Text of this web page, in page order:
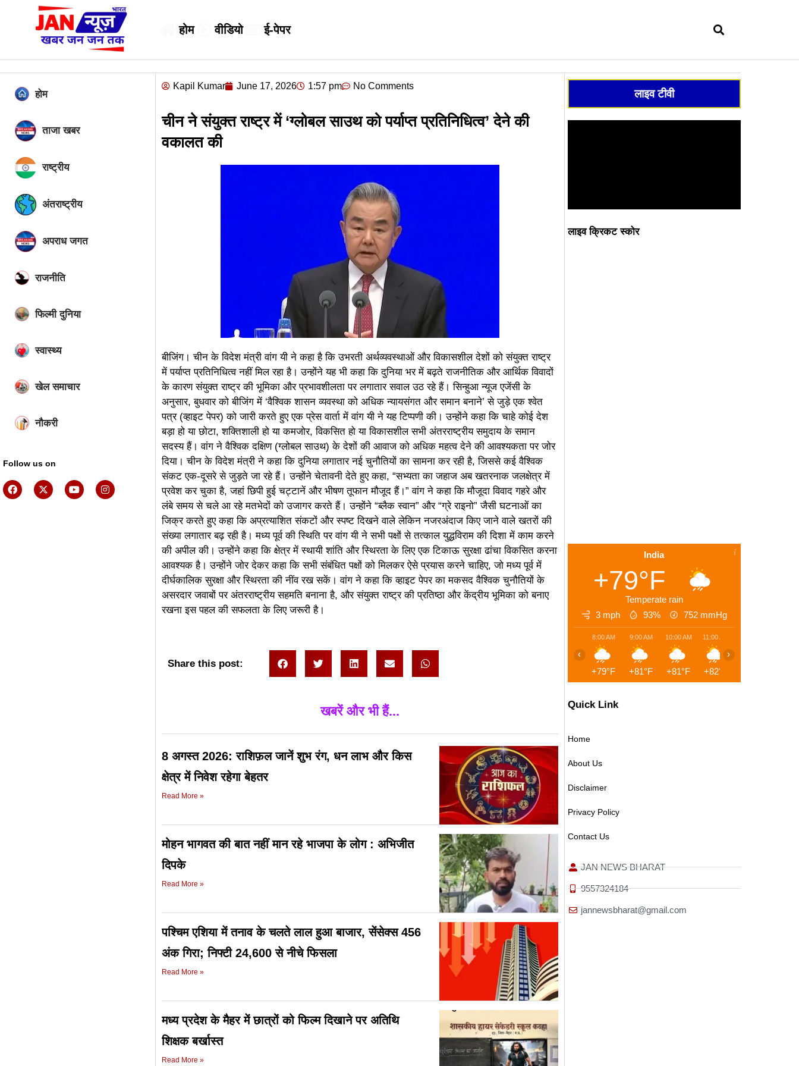
होम वीडियो ई-पेपर
होम
ताजा खबर
राष्ट्रीय
अंतराष्ट्रीय
अपराध जगत
राजनीति
फिल्मी दुनिया
स्वास्थ्य
खेल समाचार
नौकरी
Follow us on
Kapil Kumar June 17, 2026 1:57 pm No Comments
चीन ने संयुक्त राष्ट्र में ‘ग्लोबल साउथ को पर्याप्त प्रतिनिधित्व’ देने की
वकालत की
बीजिंग। चीन के विदेश मंत्री वांग यी ने कहा है कि उभरती अर्थव्यवस्थाओं और विकासशील देशों को संयुक्त राष्ट्र
में पर्याप्त प्रतिनिधित्व नहीं मिल रहा है। उन्होंने यह भी कहा कि दुनिया भर में बढ़ते राजनीतिक और आर्थिक विवादों
के कारण संयुक्त राष्ट्र की भूमिका और प्रभावशीलता पर लगातार सवाल उठ रहे हैं। सिन्हुआ न्यूज एजेंसी के
अनुसार, बुधवार को बीजिंग में ‘वैश्विक शासन व्यवस्था को अधिक न्यायसंगत और समान बनाने’ से जुड़े एक श्वेत
पत्र (व्हाइट पेपर) को जारी करते हुए एक प्रेस वार्ता में वांग यी ने यह टिप्पणी की। उन्होंने कहा कि चाहे कोई देश
बड़ा हो या छोटा, शक्तिशाली हो या कमजोर, विकसित हो या विकासशील सभी अंतरराष्ट्रीय समुदाय के समान
सदस्य हैं। वांग ने वैश्विक दक्षिण (ग्लोबल साउथ) के देशों की आवाज को अधिक महत्व देने की आवश्यकता पर जोर
दिया। चीन के विदेश मंत्री ने कहा कि दुनिया लगातार नई चुनौतियों का सामना कर रही है, जिससे कई वैश्विक
संकट एक-दूसरे से जुड़ते जा रहे हैं। उन्होंने चेतावनी देते हुए कहा, “सभ्यता का जहाज अब खतरनाक जलक्षेत्र में
प्रवेश कर चुका है, जहां छिपी हुई चट्टानें और भीषण तूफान मौजूद हैं।” वांग ने कहा कि मौजूदा विवाद गहरे और
लंबे समय से चले आ रहे मतभेदों को उजागर करते हैं। उन्होंने “ब्लैक स्वान” और “ग्रे राइनो” जैसी घटनाओं का
जिक्र करते हुए कहा कि अप्रत्याशित संकटों और स्पष्ट दिखने वाले लेकिन नजरअंदाज किए जाने वाले खतरों की
संख्या लगातार बढ़ रही है। मध्य पूर्व की स्थिति पर वांग यी ने सभी पक्षों से तत्काल युद्धविराम की दिशा में काम करने
की अपील की। उन्होंने कहा कि क्षेत्र में स्थायी शांति और स्थिरता के लिए एक टिकाऊ सुरक्षा ढांचा विकसित करना
आवश्यक है। उन्होंने जोर देकर कहा कि सभी संबंधित पक्षों को मिलकर ऐसे प्रयास करने चाहिए, जो मध्य पूर्व में
दीर्घकालिक सुरक्षा और स्थिरता की नींव रख सकें। वांग ने कहा कि व्हाइट पेपर का मकसद वैश्विक चुनौतियों के
असरदार जवाबों पर अंतरराष्ट्रीय सहमति बनाना है, और संयुक्त राष्ट्र की प्रतिष्ठा और केंद्रीय भूमिका को बनाए
रखना इस पहल की सफलता के लिए जरूरी है।
Share this post:
खबरें और भी हैं...
8 अगस्त 2026: राशिफ़ल जानें शुभ रंग, धन लाभ और किस
क्षेत्र में निवेश रहेगा बेहतर
Read More »
मोहन भागवत की बात नहीं मान रहे भाजपा के लोग : अभिजीत
दिपके
Read More »
पश्चिम एशिया में तनाव के चलते लाल हुआ बाजार, सेंसेक्स 456
अंक गिरा; निफ्टी 24,600 से नीचे फिसला
Read More »
मध्य प्रदेश के मैहर में छात्रों को फिल्म दिखाने पर अतिथि
शिक्षक बर्खास्त
Read More »
लाइव टीवी
लाइव क्रिकट स्कोर
India
+79°F
Temperate rain
3 mph
93% 752 mmHg
8:00 AM
+79°F
9:00 AM
+81°F
10:00 AM
+81°F
11:00 AM
+82°F
‹ ›
Quick Link
Home
About Us
Disclaimer
Privacy Policy
Contact Us
JAN NEWS BHARAT
9557324184
jannewsbharat@gmail.com